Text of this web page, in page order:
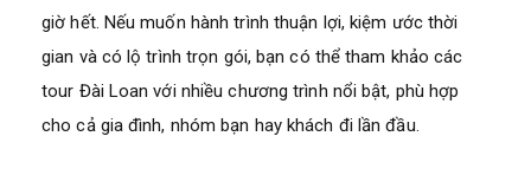
giờ hết. Nếu muốn hành trình thuận lợi, kiệm ước thời
gian và có lộ trình trọn gói, bạn có thể tham khảo các
tour Đài Loan với nhiều chương trình nổi bật, phù hợp
cho cả gia đình, nhóm bạn hay khách đi lần đầu.